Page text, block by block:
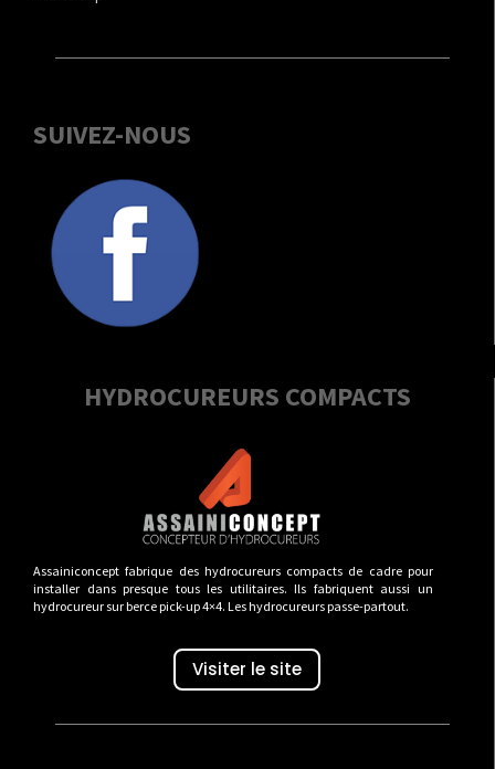
SUIVEZ-NOUS
HYDROCUREURS COMPACTS
Assainiconcept fabrique des hydrocureurs compacts de cadre pour
installer dans presque tous les utilitaires. Ils fabriquent aussi un
hydrocureur sur berce pick-up 4×4. Les hydrocureurs passe-partout.
Visiter le site